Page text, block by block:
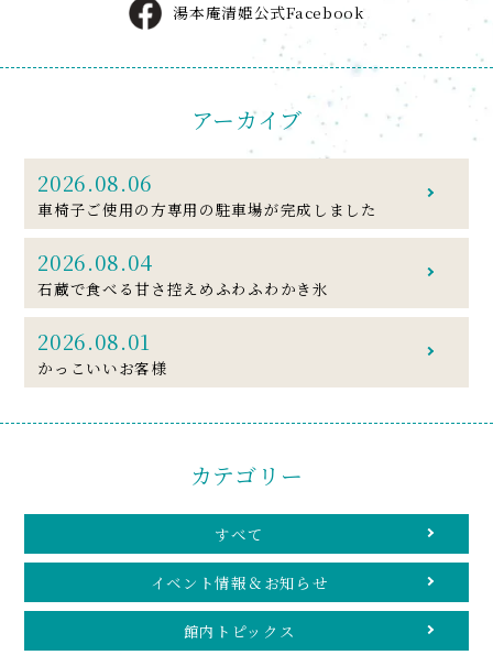
湯本庵清姫公式Facebook
アーカイブ
2026.08.06
車椅子ご使用の方専用の駐車場が完成しました
2026.08.04
石蔵で食べる甘さ控えめふわふわかき氷
2026.08.01
かっこいいお客様
カテゴリー
すべて
イベント情報＆お知らせ
館内トピックス